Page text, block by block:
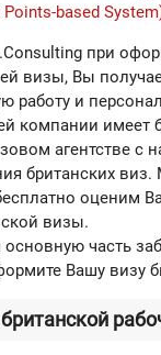
based
при
визы, Вы
работу и
компании имеет
агентстве с
британских
оценим
визы.
часть
Вашу визу